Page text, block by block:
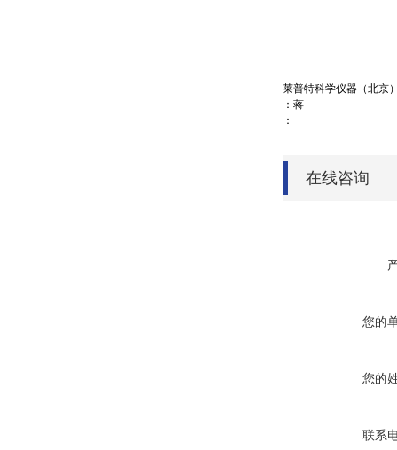
莱普特科学仪器（北京
：蒋
：
在线咨询
您的
您的
联系